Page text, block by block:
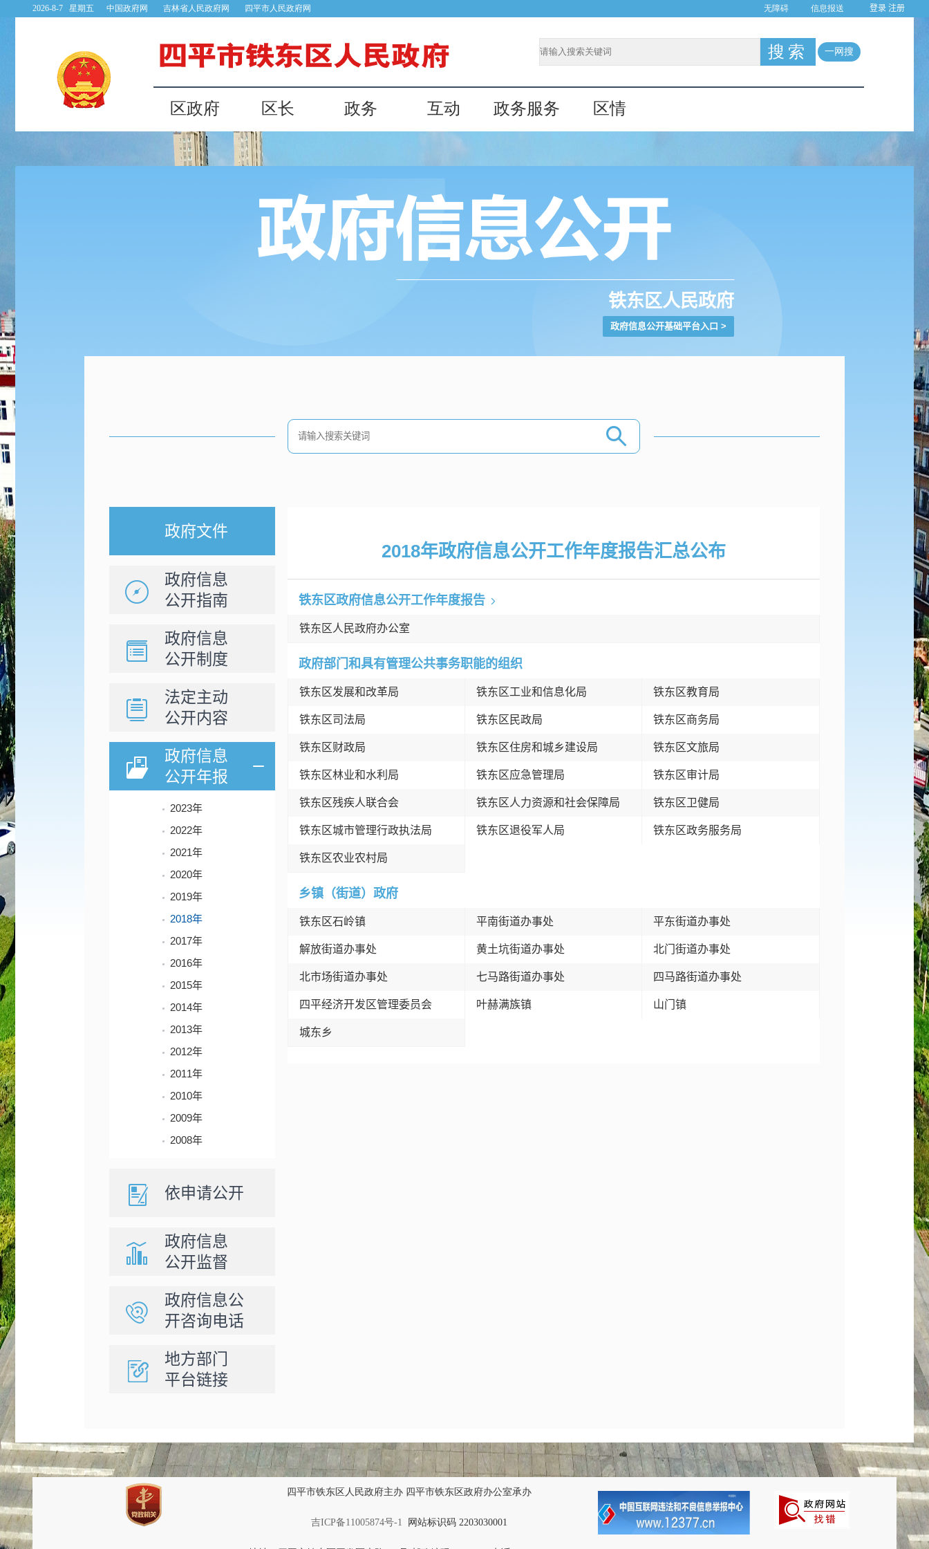
登录 注册
铁东区人民政府
政府信息公开基础平台入口 >
政府文件
政府信息
公开指南
政府信息
公开制度
法定主动
公开内容
政府信息
公开年报
2023年
2022年
2021年
2020年
2019年
2018年
2017年
2016年
2015年
2014年
2013年
2012年
2011年
2010年
2009年
2008年
依申请公开
政府信息
公开监督
政府信息公
开咨询电话
地方部门
平台链接
2018年政府信息公开工作年度报告汇总公布
铁东区政府信息公开工作年度报告
铁东区人民政府办公室
政府部门和具有管理公共事务职能的组织
铁东区发展和改革局 铁东区工业和信息化局 铁东区教育局
铁东区司法局 铁东区民政局 铁东区商务局
铁东区财政局 铁东区住房和城乡建设局 铁东区文旅局
铁东区林业和水利局 铁东区应急管理局 铁东区审计局
铁东区残疾人联合会 铁东区人力资源和社会保障局 铁东区卫健局
铁东区城市管理行政执法局 铁东区退役军人局 铁东区政务服务局
铁东区农业农村局
乡镇（街道）政府
铁东区石岭镇 平南街道办事处 平东街道办事处
解放街道办事处 黄土坑街道办事处 北门街道办事处
北市场街道办事处 七马路街道办事处 四马路街道办事处
四平经济开发区管理委员会 叶赫满族镇 山门镇
城东乡